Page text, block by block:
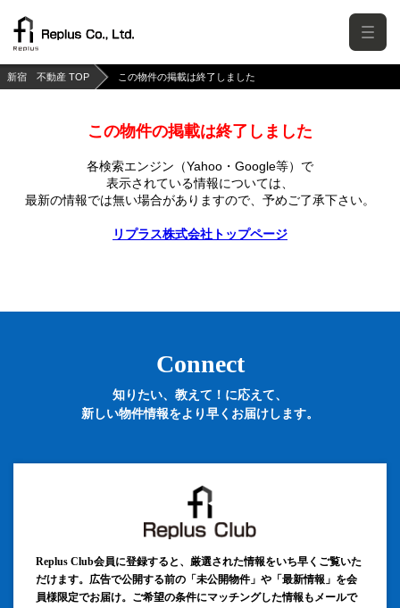
新宿 不動産 TOP この物件の掲載は終了しました
この物件の掲載は終了しました
各検索エンジン（Yahoo・Google等）で
表示されている情報については、
最新の情報では無い場合がありますので、 予めご了承下さい。
リプラス株式会社トップページ
Connect
知りたい、教えて！に応えて、
新しい物件情報をより早くお届けします。
Replus Club会員に登録すると、厳選された情報をいち早くご覧いた
だけます。広告で公開する前の「未公開物件」や「最新情報」を会
員様限定でお届け。ご希望の条件にマッチングした情報もメールで